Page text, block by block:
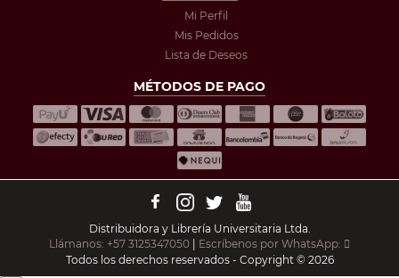
Mi Perfil
Mis Pedidos
Lista de Deseos
MÉTODOS DE PAGO
Distribuidora y Librería Universitaria Ltda.
Llámanos: +57 3125347050 | Escríbenos por WhatsApp:
Todos los derechos reservados - Copyright © 2026